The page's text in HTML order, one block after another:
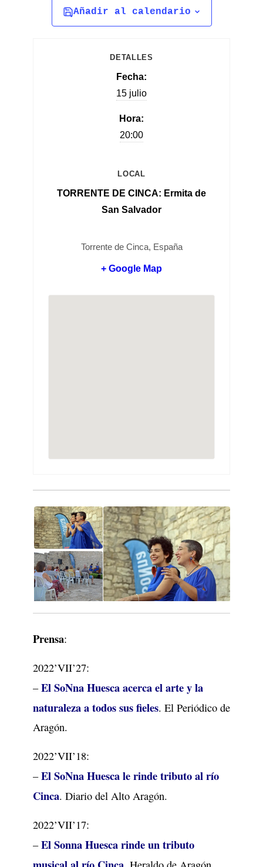
Añadir al calendario
DETALLES
Fecha:
15 julio
Hora:
20:00
LOCAL
TORRENTE DE CINCA: Ermita de
San Salvador
Torrente de Cinca, España
+ Google Map
Prensa:
2022’VII’27:
–El SoNna Huesca acerca el arte y la
naturaleza a todos sus fieles. El Periódico de
Aragón.
2022’VII’18:
–El SoNna Huesca le rinde tributo al río
Cinca. Diario del Alto Aragón.
2022’VII’17:
–El Sonna Huesca rinde un tributo